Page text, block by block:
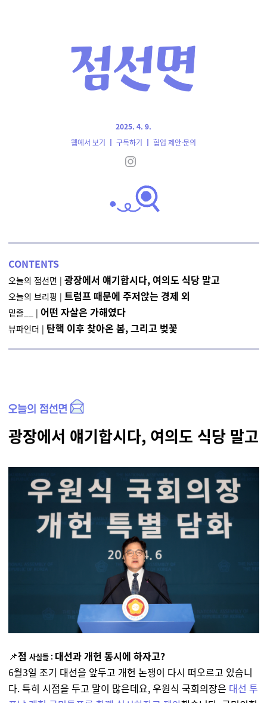
2025. 4. 9.
웹에서 보기 ┃ 구독하기 ┃ 협업 제안·문의
CONTENTS
오늘의 점선면 | 광장에서 얘기합시다, 여의도 식당 말고
오늘의 브리핑 | 트럼프 때문에 주저앉는 경제 외
밑줄__ | 어떤 자살은 가해였다
뷰파인더 | 탄핵 이후 찾아온 봄, 그리고 벚꽃
광장에서 얘기합시다, 여의도 식당 말고
📌점 사실들 : 대선과 개헌 동시에 하자고?
6월3일 조기 대선을 앞두고 개헌 논쟁이 다시 떠오르고 있습니
다. 특히 시점을 두고 말이 많은데요, 우원식 국회의장은 대선 투